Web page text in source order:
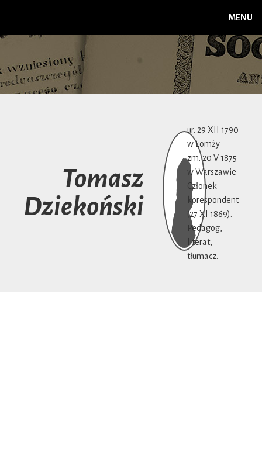
MENU
Tomasz
Dziekoński
ur. 29 XII 1790
w Łomży
zm. 20 V 1875
w Warszawie
Członek
korespondent
(27 XI 1869).
Pedagog,
literat,
tłumacz.